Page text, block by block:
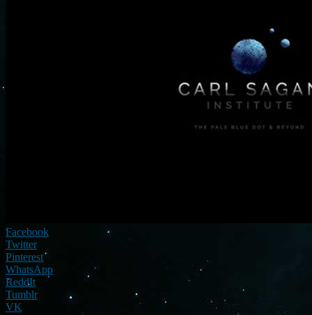
Facebook
Twitter
Pinterest
WhatsApp
ReddIt
Tumblr
VK